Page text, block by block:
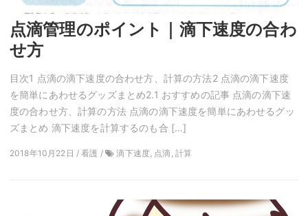
点滴管理のポイント｜滴下速度の合わ
せ方
目次1 点滴の滴下速度の合わせ方、計算の方法2 点滴の滴下速度
を簡単にあわせるグッズまとめ2.1 おすすめの記事 点滴の滴下速
度の合わせ方、計算の方法 点滴の滴下速度を簡単にあわせるグッ
ズまとめ 滴下速度を計算するのも合 […]
2018年10月22日 / 看護 / 滴下速度, 点滴, 計算